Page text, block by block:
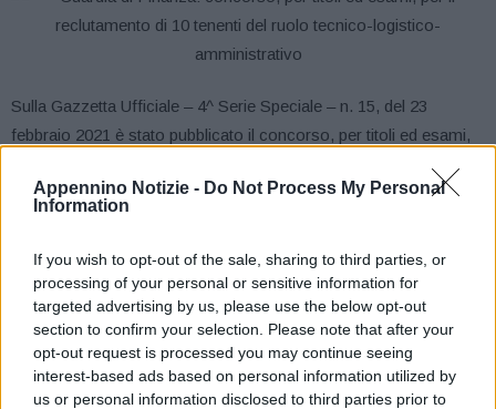
Appennino Notizie - Do Not Process My Personal
Information
If you wish to opt-out of the sale, sharing to third parties, or
processing of your personal or sensitive information for
targeted advertising by us, please use the below opt-out
section to confirm your selection. Please note that after your
opt-out request is processed you may continue seeing
interest-based ads based on personal information utilized by
us or personal information disclosed to third parties prior to
Sulla Gazzetta Ufficiale – 4^ Serie Speciale – n. 15, del 23
febbraio 2021 è stato pubblicato il concorso, per titoli ed esami,
per il reclutamento di 10 tenenti in servizio permanente effettivo
del “ruolo tecnico-logistico-amministrativo” del Corpo della
amministrazione – è riservato agli Ufficiali in ferma prefissata,
con almeno diciotto mesi di servizio nel Corpo.
Possono partecipare al concorso i cittadini italiani che, alla data
del 1° gennaio 2021, non abbiano superato il giorno di
compimento del trentaduesimo anno di età (siano quindi nati in